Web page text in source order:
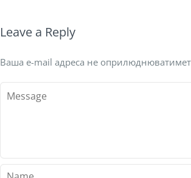
Leave a Reply
Ваша e-mail адреса не